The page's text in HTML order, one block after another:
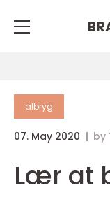
albryg
07. May 2020 by
Lær at